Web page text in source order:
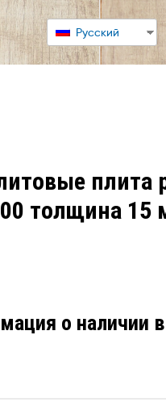
Русский
плита
толщина 15
о наличии в